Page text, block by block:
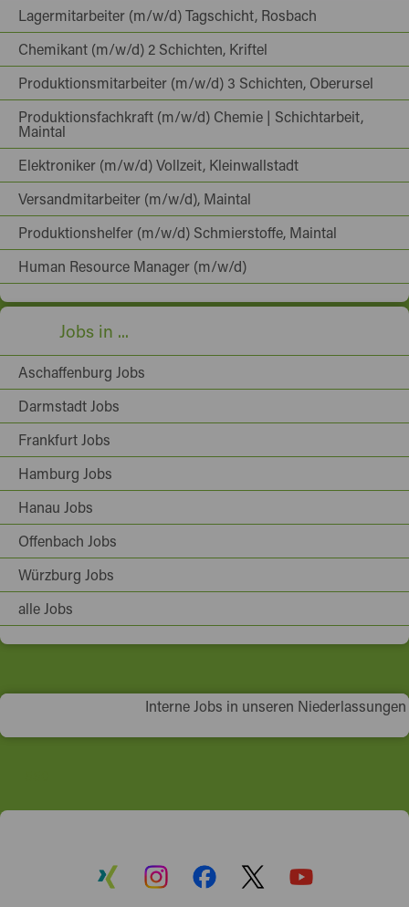
Lagermitarbeiter (m/w/d) Tagschicht, Rosbach
Chemikant (m/w/d) 2 Schichten, Kriftel
Produktionsmitarbeiter (m/w/d) 3 Schichten, Oberursel
Produktionsfachkraft (m/w/d) Chemie | Schichtarbeit,
Maintal
Elektroniker (m/w/d) Vollzeit, Kleinwallstadt
Versandmitarbeiter (m/w/d), Maintal
Produktionshelfer (m/w/d) Schmierstoffe, Maintal
Human Resource Manager (m/w/d)
Jobs in ...
Aschaffenburg Jobs
Darmstadt Jobs
Frankfurt Jobs
Hamburg Jobs
Hanau Jobs
Offenbach Jobs
Würzburg Jobs
alle Jobs
Interne Jobs in unseren Niederlassungen